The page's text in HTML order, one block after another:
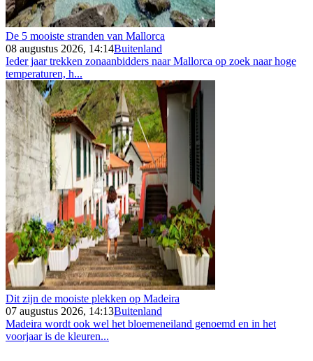
De 5 mooiste stranden van Mallorca
08 augustus 2026, 14:14Buitenland
Ieder jaar trekken zonaanbidders naar Mallorca op zoek naar hoge
temperaturen, h...
Dit zijn de mooiste plekken op Madeira
07 augustus 2026, 14:13Buitenland
Madeira wordt ook wel het bloemeneiland genoemd en in het
voorjaar is de kleuren...